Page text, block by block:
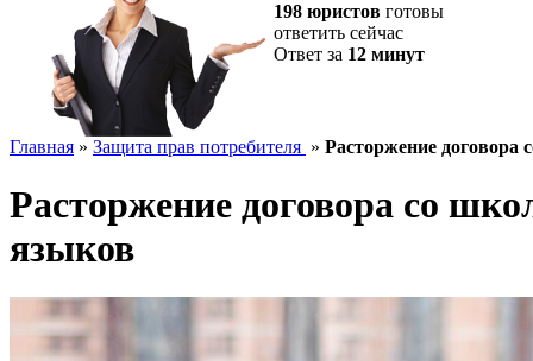
198 юристов готовы
ответить сейчас
Ответ за 12 минут
Главная » Защита прав потребителя » Расторжение
Расторжение договора со
языков